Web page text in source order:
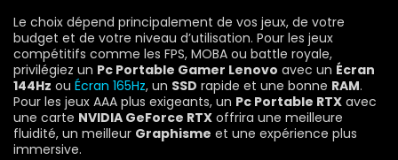
Le choix dépend principalement de vos jeux, de votre
budget et de votre niveau d’utilisation. Pour les jeux
compétitifs comme les FPS, MOBA ou battle royale,
privilégiez un Pc Portable Gamer Lenovo avec un Écran
144Hz ou Écran 165Hz, un SSD rapide et une bonne RAM.
Pour les jeux AAA plus exigeants, un Pc Portable RTX avec
une carte NVIDIA GeForce RTX offrira une meilleure
fluidité, un meilleur Graphisme et une expérience plus
immersive.